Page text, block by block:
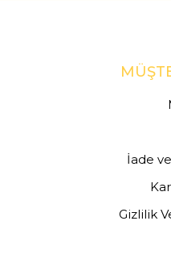
İade
Gizlilik